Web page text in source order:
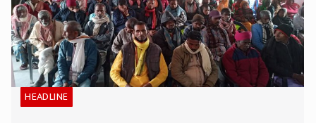
HEADLINE